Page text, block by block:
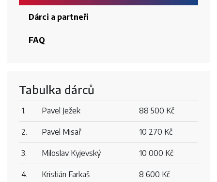
Dárci a partneři
FAQ
Tabulka dárců
1. Pavel Ježek 88 500 Kč
2. Pavel Misař 10 270 Kč
3. Miloslav Kyjevský 10 000 Kč
4. Kristián Farkaš 8 600 Kč